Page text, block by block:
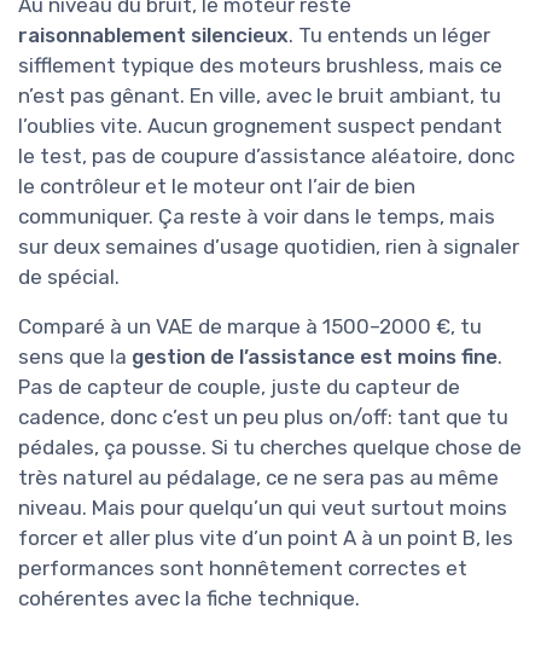
raisonnablement silencieux. Tu entends un léger
sifflement typique des moteurs brushless, mais ce
n’est pas gênant. En ville, avec le bruit ambiant, tu
l’oublies vite. Aucun grognement suspect pendant
le test, pas de coupure d’assistance aléatoire, donc
le contrôleur et le moteur ont l’air de bien
communiquer. Ça reste à voir dans le temps, mais
sur deux semaines d’usage quotidien, rien à signaler
de spécial.
Comparé à un VAE de marque à 1500–2000 €, tu
sens que la gestion de l’assistance est moins fine.
Pas de capteur de couple, juste du capteur de
cadence, donc c’est un peu plus on/off: tant que tu
pédales, ça pousse. Si tu cherches quelque chose de
très naturel au pédalage, ce ne sera pas au même
niveau. Mais pour quelqu’un qui veut surtout moins
forcer et aller plus vite d’un point A à un point B, les
performances sont honnêtement correctes et
cohérentes avec la fiche technique.